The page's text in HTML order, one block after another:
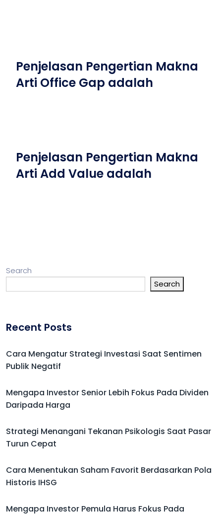
Penjelasan Pengertian Makna
Arti Office Gap adalah
Penjelasan Pengertian Makna
Arti Add Value adalah
Search
Search
Recent Posts
Cara Mengatur Strategi Investasi Saat Sentimen
Publik Negatif
Mengapa Investor Senior Lebih Fokus Pada Dividen
Daripada Harga
Strategi Menangani Tekanan Psikologis Saat Pasar
Turun Cepat
Cara Menentukan Saham Favorit Berdasarkan Pola
Historis IHSG
Mengapa Investor Pemula Harus Fokus Pada